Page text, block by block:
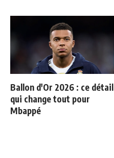
Ballon d'Or 2026 : ce détail
qui change tout pour
Mbappé